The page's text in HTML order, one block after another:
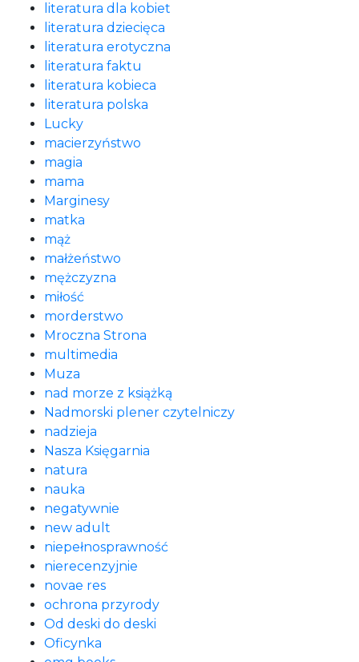
literatura dla kobiet
literatura dziecięca
literatura erotyczna
literatura faktu
literatura kobieca
literatura polska
Lucky
macierzyństwo
magia
mama
Marginesy
matka
mąż
małżeństwo
mężczyzna
miłość
morderstwo
Mroczna Strona
multimedia
Muza
nad morze z książką
Nadmorski plener czytelniczy
nadzieja
Nasza Księgarnia
natura
nauka
negatywnie
new adult
niepełnosprawność
nierecenzyjnie
novae res
ochrona przyrody
Od deski do deski
Oficynka